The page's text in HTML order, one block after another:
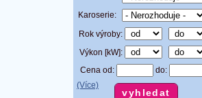
Karoserie:
Rok výroby:
Výkon [kW]:
Cena od:
do:
(Více)